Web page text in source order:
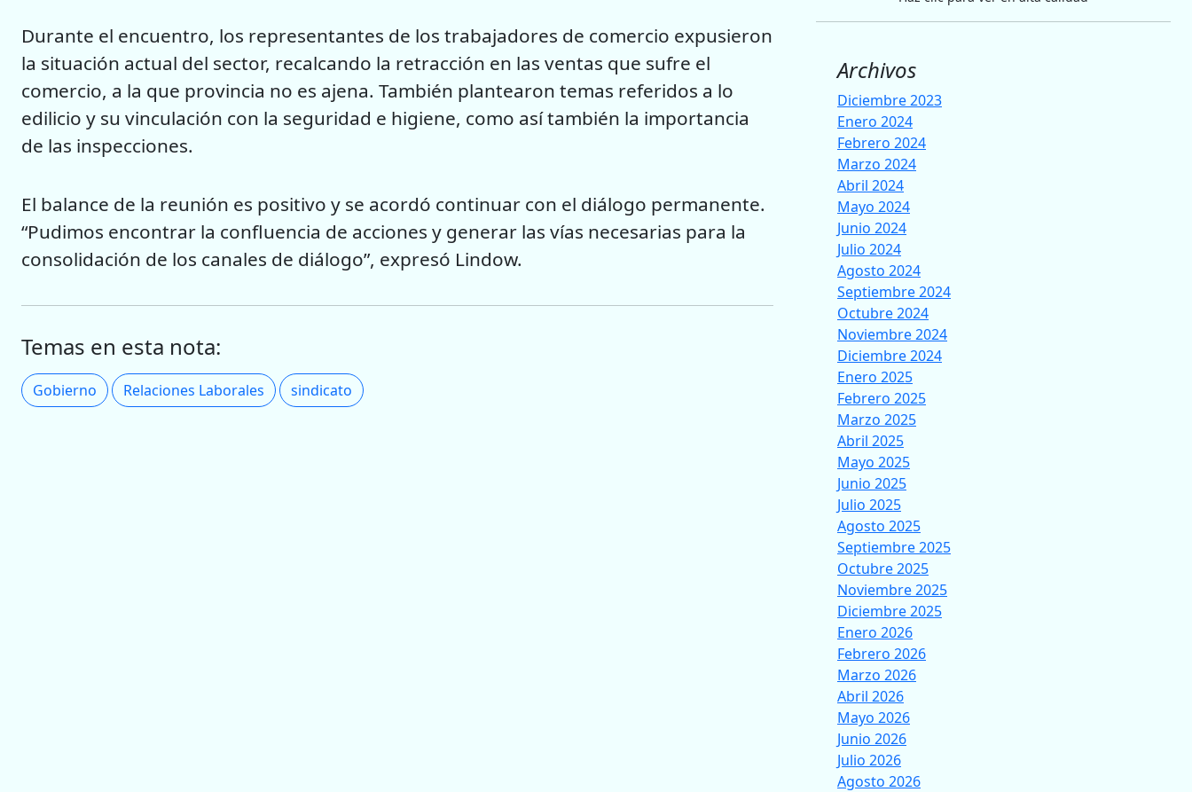
Durante el encuentro, los representantes de los trabajadores de comercio expusieron
la situación actual del sector, recalcando la retracción en las ventas que sufre el
comercio, a la que provincia no es ajena. También plantearon temas referidos a lo
edilicio y su vinculación con la seguridad e higiene, como así también la importancia
de las inspecciones.
El balance de la reunión es positivo y se acordó continuar con el diálogo permanente.
“Pudimos encontrar la confluencia de acciones y generar las vías necesarias para la
consolidación de los canales de diálogo”, expresó Lindow.
Temas en esta nota:
Gobierno Relaciones Laborales sindicato
Archivos
Diciembre 2023
Enero 2024
Febrero 2024
Marzo 2024
Abril 2024
Mayo 2024
Junio 2024
Julio 2024
Agosto 2024
Septiembre 2024
Octubre 2024
Noviembre 2024
Diciembre 2024
Enero 2025
Febrero 2025
Marzo 2025
Abril 2025
Mayo 2025
Junio 2025
Julio 2025
Agosto 2025
Septiembre 2025
Octubre 2025
Noviembre 2025
Diciembre 2025
Enero 2026
Febrero 2026
Marzo 2026
Abril 2026
Mayo 2026
Junio 2026
Julio 2026
Agosto 2026